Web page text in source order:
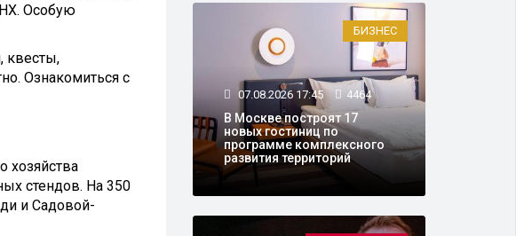
Особую
квесты,
Ознакомиться с
хозяйства
стендов. На 350
и Садовой-
БИЗНЕС
07.08.2026 17:45 4464
В Москве построят 17
новых гостиниц по
программе комплексного
развития территорий